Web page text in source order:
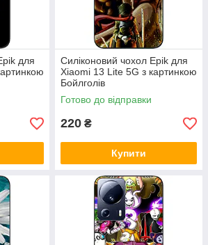
для
Силіконовий чохол Epik для
Xiaomi 13 Lite 5G з картинкою
Бойлголів
Готово до відправки
220 ₴
Купити